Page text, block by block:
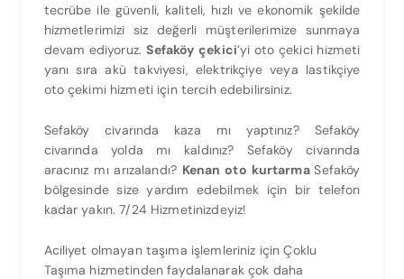
tecrübe ile güvenli, kaliteli, hızlı ve ekonomik şekilde
hizmetlerimizi siz değerli müşterilerimize sunmaya
devam ediyoruz. Sefaköy çekici’yi oto çekici hizmeti
yanı sıra akü takviyesi, elektrikçiye veya lastikçiye
oto çekimi hizmeti için tercih edebilirsiniz.
Sefaköy civarında kaza mı yaptınız? Sefaköy
civarında yolda mı kaldınız? Sefaköy civarında
aracınız mı arızalandı? Kenan oto kurtarmaSefaköy
bölgesinde size yardım edebilmek için bir telefon
kadar yakın. 7/24 Hizmetinizdeyiz!
Aciliyet olmayan taşıma işlemleriniz için Çoklu
Taşıma hizmetinden faydalanarak çok daha